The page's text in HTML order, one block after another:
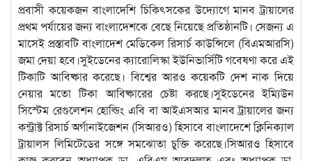
প্রবাসী কয়েকজন বাংলাদেশি চিকিৎসকের উদ্যোগে মানব ট্রায়ালের
প্রথম পর্যায়ের জন্য বাংলাদেশকে বেছে নিয়েছে প্রতিষ্ঠানটি। সেজন্য এ
মাসেই প্রস্তাবটি বাংলাদেশ মেডিকেল রিসার্চ কাউন্সিলে (বিএমআরসি)
জমা দেয়া হবে।সুইডেনের ক্যারোলিস্কা ইউনিভার্সিটি গবেষণা করে এই
টিকাটি আবিষ্কার করেছে। বিশ্বের আরও কয়েকটি দেশ নাক দিয়ে
নেয়ার মতো টিকা আবিষ্কারের চেষ্টা করছে।সুইডেনের ইম্যিউন
সিস্টেম রেগুলেশন হোল্ডিং এবি বা আইএসআর মানব ট্রায়ালের জন্য
কন্ট্রাক্ট রিসার্চ অর্গানাইজেশন (সিআরও) হিসাবে বাংলাদেশে ক্লিনিক্যাল
ট্রায়ালস লিমিটেডের সঙ্গে সমঝোতা চুক্তি করেছে।সিআরও হিসাবে